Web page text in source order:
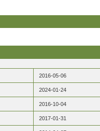
2016-05-06
2024-01-24
2016-10-04
2017-01-31